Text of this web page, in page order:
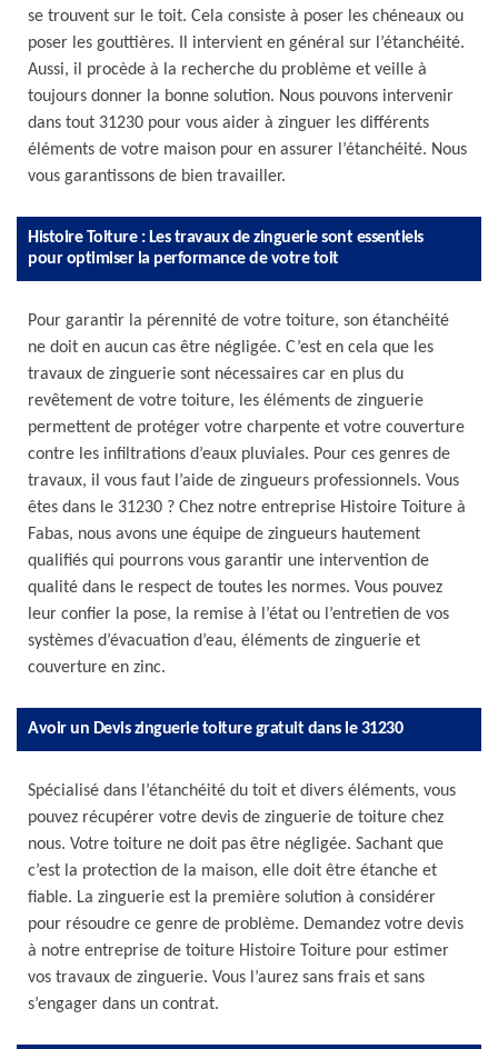
se trouvent sur le toit. Cela consiste à poser les chéneaux ou
poser les gouttières. Il intervient en général sur l’étanchéité.
Aussi, il procède à la recherche du problème et veille à
toujours donner la bonne solution. Nous pouvons intervenir
dans tout 31230 pour vous aider à zinguer les différents
éléments de votre maison pour en assurer l’étanchéité. Nous
vous garantissons de bien travailler.
Histoire Toiture : Les travaux de zinguerie sont essentiels
pour optimiser la performance de votre toit
Pour garantir la pérennité de votre toiture, son étanchéité
ne doit en aucun cas être négligée. C’est en cela que les
travaux de zinguerie sont nécessaires car en plus du
revêtement de votre toiture, les éléments de zinguerie
permettent de protéger votre charpente et votre couverture
contre les infiltrations d’eaux pluviales. Pour ces genres de
travaux, il vous faut l’aide de zingueurs professionnels. Vous
êtes dans le 31230 ? Chez notre entreprise Histoire Toiture à
Fabas, nous avons une équipe de zingueurs hautement
qualifiés qui pourrons vous garantir une intervention de
qualité dans le respect de toutes les normes. Vous pouvez
leur confier la pose, la remise à l’état ou l’entretien de vos
systèmes d’évacuation d’eau, éléments de zinguerie et
couverture en zinc.
Avoir un Devis zinguerie toiture gratuit dans le 31230
Spécialisé dans l’étanchéité du toit et divers éléments, vous
pouvez récupérer votre devis de zinguerie de toiture chez
nous. Votre toiture ne doit pas être négligée. Sachant que
c’est la protection de la maison, elle doit être étanche et
fiable. La zinguerie est la première solution à considérer
pour résoudre ce genre de problème. Demandez votre devis
à notre entreprise de toiture Histoire Toiture pour estimer
vos travaux de zinguerie. Vous l’aurez sans frais et sans
s’engager dans un contrat.